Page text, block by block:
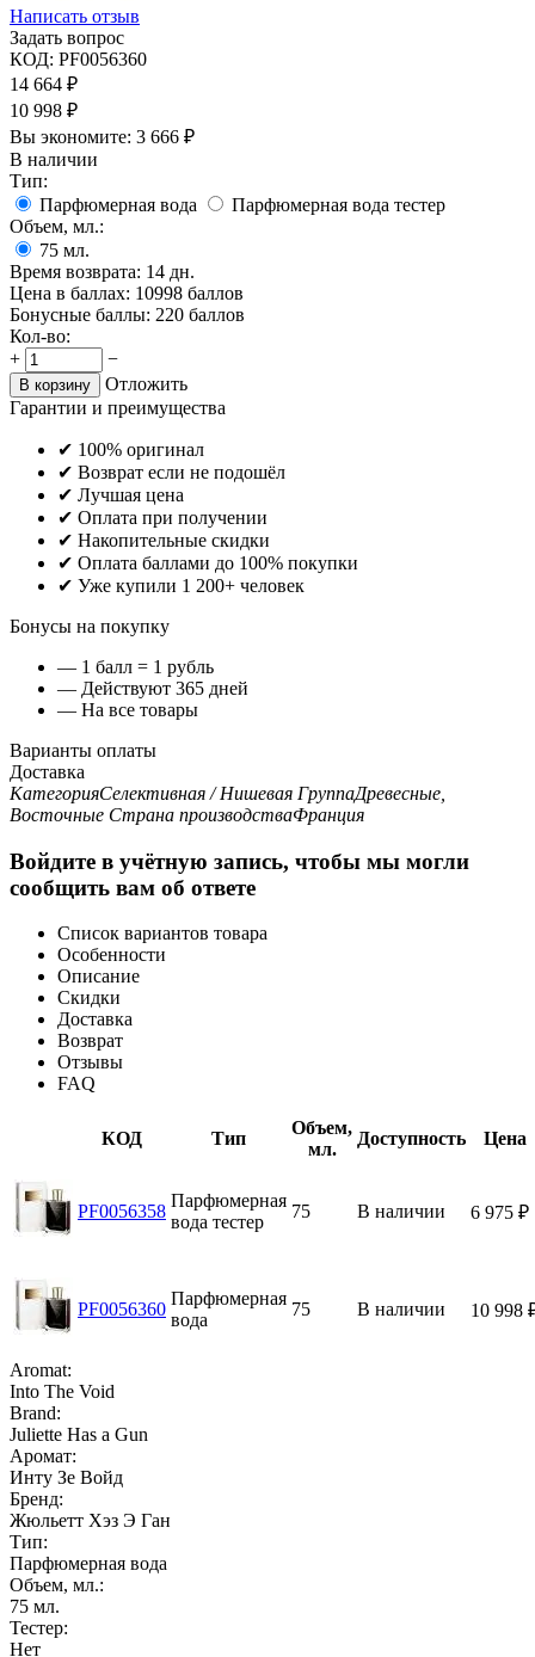
Написать отзыв
Задать вопрос
КОД: PF0056360
14 664 ₽
10 998 ₽
Вы экономите: 3 666 ₽
В наличии
Тип:
Парфюмерная вода
Парфюмерная вода тестер
Объем, мл.:
75 мл.
Время возврата: 14 дн.
Цена в баллах: 10998 баллов
Бонусные баллы: 220 баллов
Кол-во:
+
−
В корзину
Отложить
Гарантии и преимущества
✔ 100% оригинал
✔ Возврат если не подошёл
✔ Лучшая цена
✔ Оплата при получении
✔ Накопительные скидки
✔ Оплата баллами до 100% покупки
✔ Уже купили 1 200+ человек
Бонусы на покупку
— 1 балл = 1 рубль
— Действуют 365 дней
— На все товары
Варианты оплаты
Доставка
КатегорияСелективная / Нишевая ГруппаДревесные,
Восточные Страна производстваФранция
Войдите в учётную запись, чтобы мы могли
сообщить вам об ответе
Список вариантов товара
Особенности
Описание
Скидки
Доставка
Возврат
Отзывы
FAQ
КОД Тип
Объем,
мл.
Доступность Цена
PF0056358
Парфюмерная
вода тестер
75 В наличии 6 975 ₽
PF0056360
Парфюмерная
вода
75 В наличии 10 998
Aromat:
Into The Void
Brand:
Juliette Has a Gun
Аромат:
Инту Зе Войд
Бренд:
Жюльетт Хэз Э Ган
Тип:
Парфюмерная вода
Объем, мл.:
75 мл.
Тестер:
Нет